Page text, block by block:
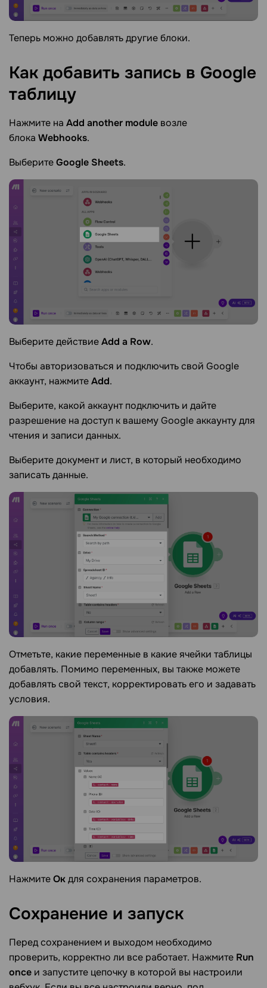
Теперь можно добавлять другие блоки.
Как добавить запись в Google
таблицу
Нажмите на Add another module возле
блока Webhooks.
ВыберитеGoogle Sheets.
Выберите действиеAdd a Row.
Чтобы авторизоваться и подключить свой Google
аккаунт, нажмитеAdd.
Выберите, какой аккаунт подключить и дайте
разрешение на доступ к вашему Google аккаунту для
чтения и записи данных.
Выберите документ и лист, в который необходимо
записать данные.
Отметьте, какие переменные в какие ячейки таблицы
добавлять. Помимо переменных, вы также можете
добавлять свой текст, корректировать его и задавать
условия.
НажмитеОкдля сохранения параметров.
Сохранение и запуск
Перед сохранением и выходом необходимо
проверить, корректно ли все работает. Нажмите Run
once и запустите цепочку в которой вы настроили